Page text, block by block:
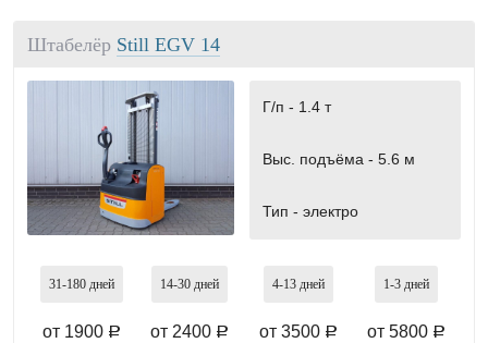
Штабелёр Still EGV 14
Г/п - 1.4 т
Выс. подъёма - 5.6 м
Тип - электро
31-180 дней
от 1900 a
14-30 дней
от 2400 a
4-13 дней
от 3500 a
1-3 дней
от 5800 a